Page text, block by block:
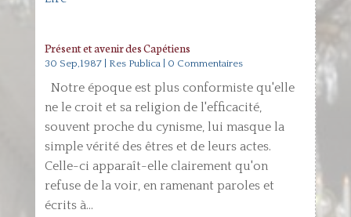
Présent et avenir des Capétiens
30 Sep,1987| Res Publica| 0 Commentaires
Notre époque est plus conformiste qu'elle
ne le croit et sa religion de l'efficacité,
souvent proche du cynisme, lui masque la
simple vérité des êtres et de leurs actes.
Celle-ci apparaît-elle clairement qu'on
refuse de la voir, en ramenant paroles et
écrits à...